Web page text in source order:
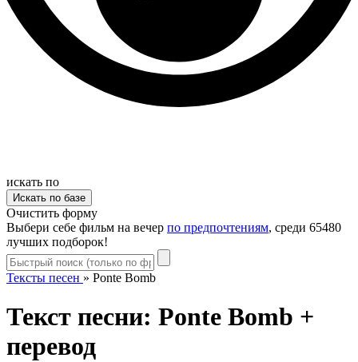
искать по
Очистить форму
Выбери себе фильм на вечер по предпочтениям, среди 65480
лучших подборок!
Тексты песен » Ponte Bomb
Текст песни: Ponte Bomb +
перевод